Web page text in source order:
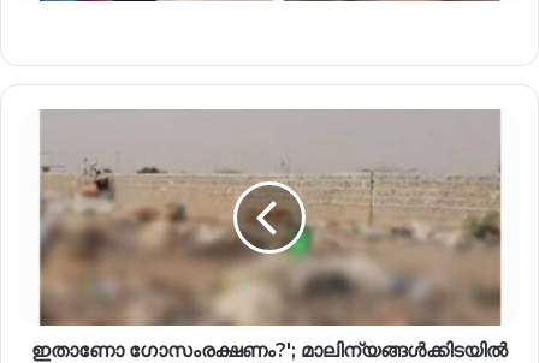
ഇതാണോ ഗോസംരക്ഷണം?'; മാലിന്യങ്ങള്‍ക്കിടയില്‍